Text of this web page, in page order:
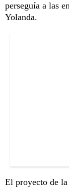
perseguía a las
Yolanda.
El proyecto de